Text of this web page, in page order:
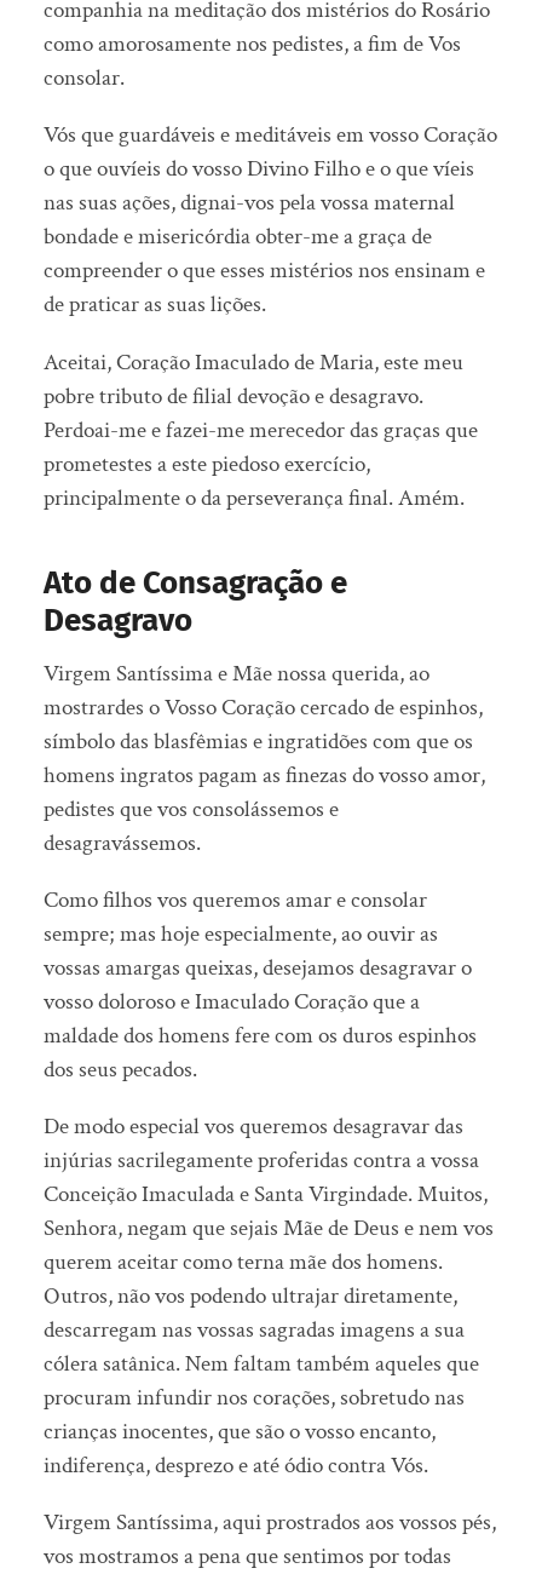
companhia na meditação dos mistérios do Rosário
como amorosamente nos pedistes, a fim de Vos
consolar.
Vós que guardáveis e meditáveis em vosso Coração
o que ouvíeis do vosso Divino Filho e o que víeis
nas suas ações, dignai-vos pela vossa maternal
bondade e misericórdia obter-me a graça de
compreender o que esses mistérios nos ensinam e
de praticar as suas lições.
Aceitai, Coração Imaculado de Maria, este meu
pobre tributo de filial devoção e desagravo.
Perdoai-me e fazei-me merecedor das graças que
prometestes a este piedoso exercício,
principalmente o da perseverança final. Amém.
Ato de Consagração e
Desagravo
Virgem Santíssima e Mãe nossa querida, ao
mostrardes o Vosso Coração cercado de espinhos,
símbolo das blasfêmias e ingratidões com que os
homens ingratos pagam as finezas do vosso amor,
pedistes que vos consolássemos e
desagravássemos.
Como filhos vos queremos amar e consolar
sempre; mas hoje especialmente, ao ouvir as
vossas amargas queixas, desejamos desagravar o
vosso doloroso e Imaculado Coração que a
maldade dos homens fere com os duros espinhos
dos seus pecados.
De modo especial vos queremos desagravar das
injúrias sacrilegamente proferidas contra a vossa
Conceição Imaculada e Santa Virgindade. Muitos,
Senhora, negam que sejais Mãe de Deus e nem vos
querem aceitar como terna mãe dos homens.
Outros, não vos podendo ultrajar diretamente,
descarregam nas vossas sagradas imagens a sua
cólera satânica. Nem faltam também aqueles que
procuram infundir nos corações, sobretudo nas
crianças inocentes, que são o vosso encanto,
indiferença, desprezo e até ódio contra Vós.
Virgem Santíssima, aqui prostrados aos vossos pés,
vos mostramos a pena que sentimos por todas